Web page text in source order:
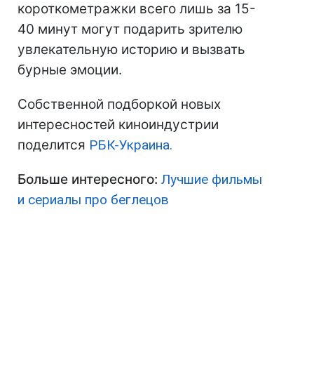
короткометражки всего лишь за 15-
40 минут могут подарить зрителю
увлекательную историю и вызвать
бурные эмоции.
Собственной подборкой новых
интересностей киноиндустрии
поделится РБК-Украина.
Больше интересного: Лучшие фильмы
и сериалы про беглецов